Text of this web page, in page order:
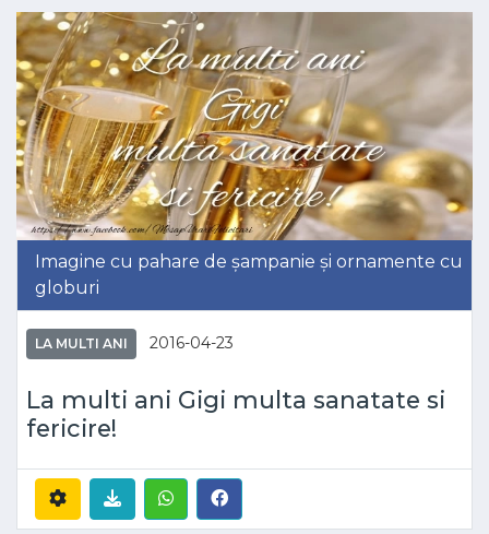
Imagine cu pahare de șampanie și ornamente cu
globuri
LA MULTI ANI 2016-04-23
La multi ani Gigi multa sanatate si
fericire!